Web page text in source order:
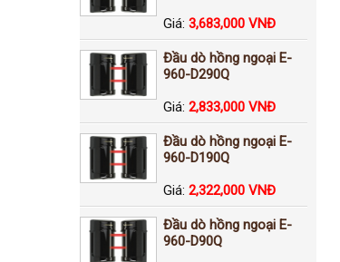
Giá: 3,683,000 VNĐ
Đầu dò hồng ngoại E-
960-D290Q
Giá: 2,833,000 VNĐ
Đầu dò hồng ngoại E-
960-D190Q
Giá: 2,322,000 VNĐ
Đầu dò hồng ngoại E-
960-D90Q